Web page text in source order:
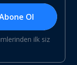
Ol
ilk siz